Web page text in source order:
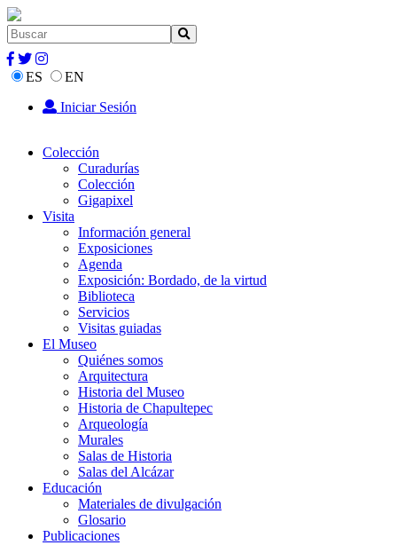
ES
EN
Iniciar Sesión
Colección
Curadurías
Colección
Gigapixel
Visita
Información general
Exposiciones
Agenda
Exposición: Bordado, de la virtud
Biblioteca
Servicios
Visitas guiadas
El Museo
Quiénes somos
Arquitectura
Historia del Museo
Historia de Chapultepec
Arqueología
Murales
Salas de Historia
Salas del Alcázar
Educación
Materiales de divulgación
Glosario
Publicaciones